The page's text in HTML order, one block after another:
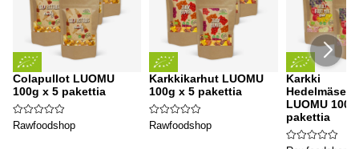
Colapullot LUOMU
100g x 5 pakettia
Rawfoodshop
Karkkikarhut LUOMU
100g x 5 pakettia
Rawfoodshop
Karkki
LUOMU
pakettia